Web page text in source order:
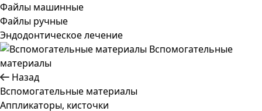
Файлы машинные
Файлы ручные
Эндодонтическое лечение
Вспомогательные
материалы
Назад
Вспомогательные материалы
Аппликаторы, кисточки